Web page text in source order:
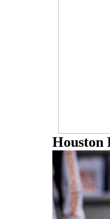
Houston